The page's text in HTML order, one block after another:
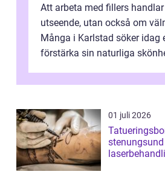
Att arbeta med fillers
utseende, utan också om
Många i Karlstad söker idag
förstärka sin naturliga
01 juli 2026
stenungsund så funkar modern